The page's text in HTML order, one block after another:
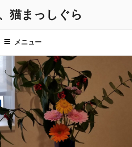
猫まっしぐら
メニュー